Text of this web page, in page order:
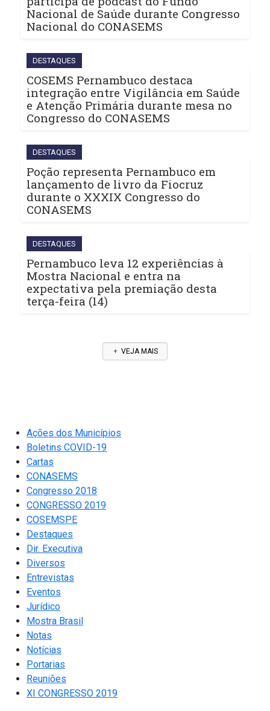
Nacional de Saúde durante Congresso
Nacional do CONASEMS
DESTAQUES
COSEMS Pernambuco destaca
integração entre Vigilância em Saúde
e Atenção Primária durante mesa no
Congresso do CONASEMS
DESTAQUES
Poção representa Pernambuco em
lançamento de livro da Fiocruz
durante o XXXIX Congresso do
CONASEMS
DESTAQUES
Pernambuco leva 12 experiências à
Mostra Nacional e entra na
expectativa pela premiação desta
terça-feira (14)
VEJA MAIS
Ações dos Municípios
Boletins COVID-19
Cartas
CONASEMS
Congresso 2018
CONGRESSO 2019
COSEMSPE
Destaques
Dir. Executiva
Diversos
Entrevistas
Eventos
Jurídico
Mostra Brasil
Notas
Notícias
Portarias
Reuniões
XI CONGRESSO 2019